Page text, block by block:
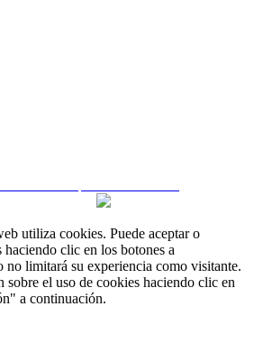
utiliza cookies. Puede aceptar o
haciendo clic en los botones a
no limitará su experiencia como visitante.
sobre el uso de cookies haciendo clic en
a continuación.